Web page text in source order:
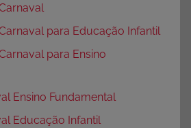
para Educação Infantil
para Ensino
Ensino Fundamental
Educação Infantil